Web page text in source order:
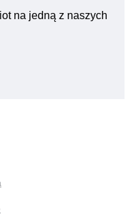
na jedną z naszych